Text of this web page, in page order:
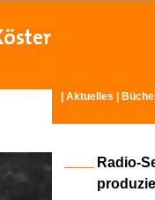
Aktuelles
Radio-